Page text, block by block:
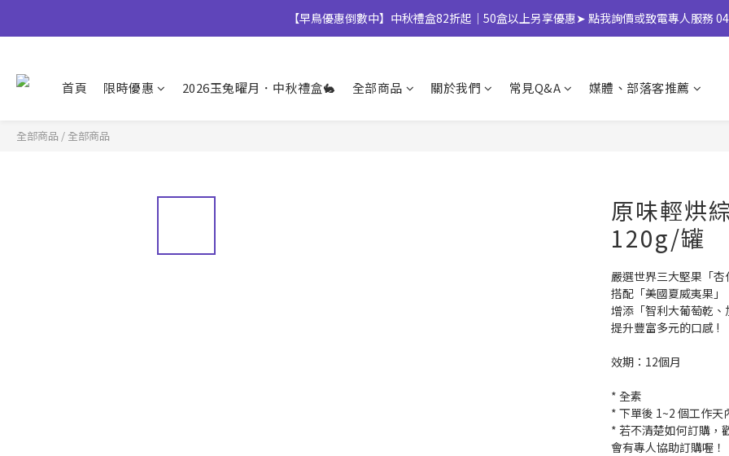
【早鳥優惠倒數中】中秋禮盒82折起｜50盒以上另享優惠➤ 點我詢價或致電專人服務
【早鳥優惠倒數中】中秋禮盒82折起｜50盒以上另享優惠➤ 點我詢價或致電專人服務
👉風味堅果系列(鹹蛋肉鬆除外)產地將移轉至越南，商品皆有經過台灣團隊至越南廠嚴格把關，風味與品
首頁 限時優惠 2026玉兔曜月．中秋禮盒🐇 全部商品 關於我們 常見Q&A 媒體、部落客推薦
全部商品 / 全部商品
原味輕烘
120g/罐
嚴選世界三大堅果「
搭配「美國夏威夷果
增添「智利大葡萄乾
提升豐富多元的口感 !
效期：12個月
* 全素
* 下單後 1~2 個工作天
* 若不清楚如何訂購
會有專人協助訂購喔！